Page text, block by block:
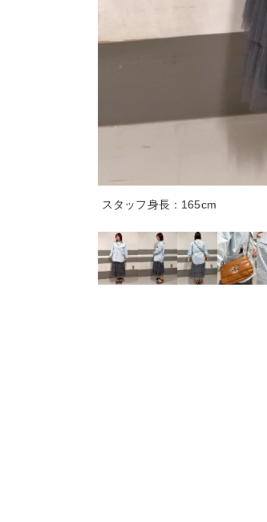
スタッフ身長：165cm